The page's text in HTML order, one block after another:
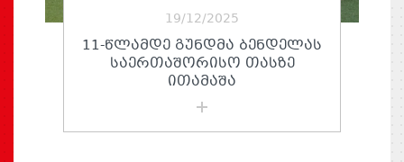
19/12/2025
11-ᲬᲚᲐᲛᲓᲔ ᲒᲣᲜᲓᲛᲐ ᲑᲔᲜᲓᲔᲚᲐᲡ
ᲡᲐᲔᲠᲗᲐᲨᲝᲠᲘᲡᲝ ᲗᲐᲡᲖᲔ
ᲘᲗᲐᲛᲐᲨᲐ